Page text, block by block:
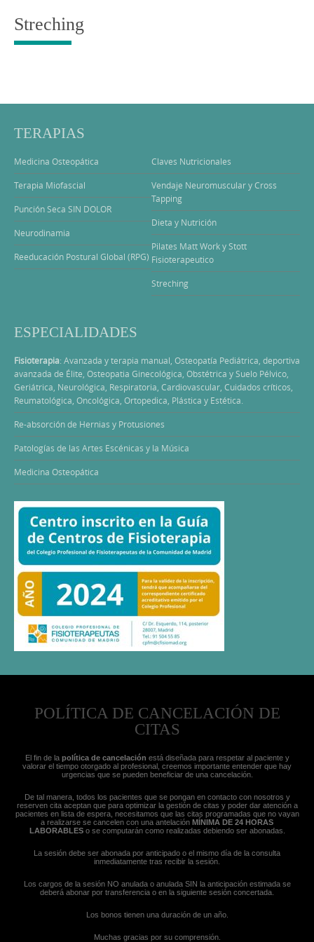
Streching
TERAPIAS
Medicina Osteopática
Terapia Miofascial
Punción Seca SIN DOLOR
Neurodinamia
Reeducación Postural Global (RPG)
Claves Nutricionales
Vendaje Neuromuscular y Cross
Tapping
Dieta y Nutrición
Pilates Matt Work y Stott
Fisioterapeutico
Streching
ESPECIALIDADES
Fisioterapia: Avanzada y terapia manual, Osteopatía Pediátrica, deportiva
avanzada de Élite, Osteopatia Ginecológica, Obstétrica y Suelo Pélvico,
Geriátrica, Neurológica, Respiratoria, Cardiovascular, Cuidados críticos,
Reumatológica, Oncológica, Ortopedica, Plástica y Estética.
Re-absorción de Hernias y Protusiones
Patologías de las Artes Escénicas y la Música
Medicina Osteopática
POLÍTICA DE CANCELACIÓN DE
CITAS
El fin de la política de cancelación está diseñada para respetar al paciente y
valorar el tiempo otorgado al profesional, creemos importante entender que hay
urgencias que se pueden beneficiar de una cancelación.
De tal manera, todos los pacientes que se pongan en contacto con nosotros y
reserven cita aceptan que para optimizar la gestión de citas y poder dar atención a
pacientes en lista de espera, necesitamos que las citas programadas que no vayan
a realizarse se cancelen con una antelación MÍNIMA DE 24 HORAS
LABORABLESo se computarán como realizadas debiendo ser abonadas.
La sesión debe ser abonada por anticipado o el mismo día de la consulta
inmediatamente tras recibir la sesión.
Los cargos de la sesión NO anulada o anulada SIN la anticipación estimada se
deberá abonar por transferencia o en la siguiente sesión concertada.
Los bonos tienen una duración de un año.
Muchas gracias por su comprensión.